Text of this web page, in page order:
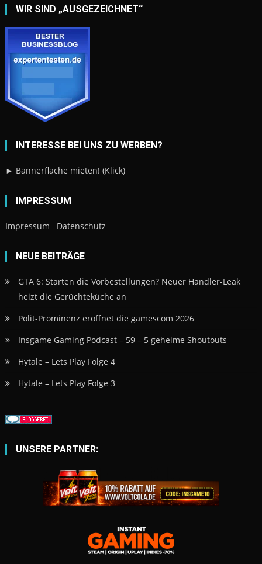
WIR SIND „AUSGEZEICHNET“
INTERESSE BEI UNS ZU WERBEN?
► Bannerfläche mieten! (Klick)
IMPRESSUM
Impressum Datenschutz
NEUE BEITRÄGE
GTA 6: Starten die Vorbestellungen? Neuer Händler-Leak
heizt die Gerüchteküche an
Polit-Prominenz eröffnet die gamescom 2026
Insgame Gaming Podcast – 59 – 5 geheime Shoutouts
Hytale – Lets Play Folge 4
Hytale – Lets Play Folge 3
UNSERE PARTNER: